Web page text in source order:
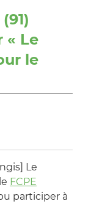
« Le
le
Le
FCPE
participer à